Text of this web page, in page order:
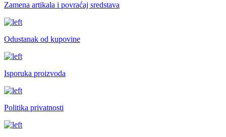
Zamena artikala i povraćaj sredstava
Odustanak od kupovine
Isporuka proizvoda
Politika privatnosti